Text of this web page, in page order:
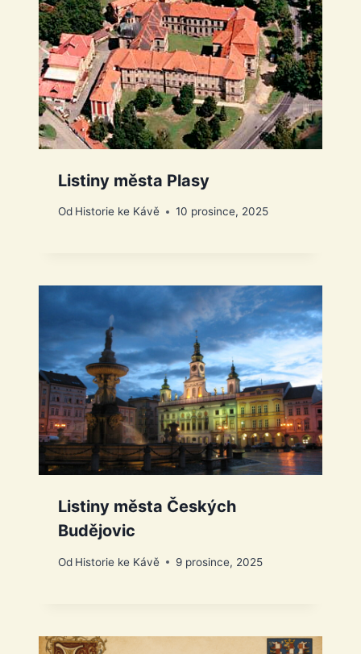
Listiny města Plasy
Od Historie ke Kávě 10 prosince, 2025
Listiny města Českých
Budějovic
Od Historie ke Kávě 9 prosince, 2025